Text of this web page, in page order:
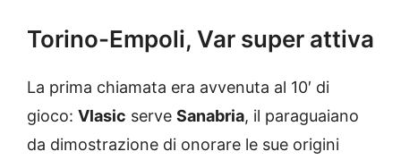
Torino-Empoli, Var super attiva
La prima chiamata era avvenuta al 10′ di
gioco: Vlasic serve Sanabria, il paraguaiano
da dimostrazione di onorare le sue origini